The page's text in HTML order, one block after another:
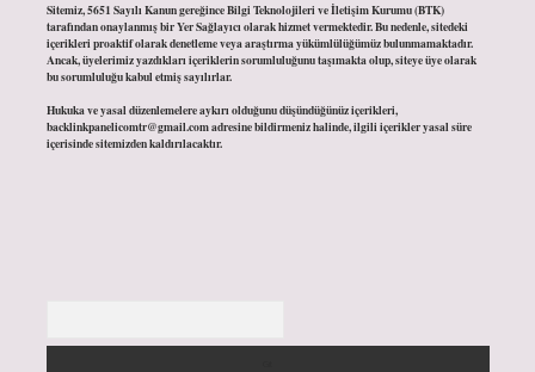
Sitemiz, 5651 Sayılı Kanun gereğince Bilgi Teknolojileri ve İletişim Kurumu (BTK)
tarafından onaylanmış bir Yer Sağlayıcı olarak hizmet vermektedir. Bu nedenle, sitedeki
içerikleri proaktif olarak denetleme veya araştırma yükümlülüğümüz bulunmamaktadır.
Ancak, üyelerimiz yazdıkları içeriklerin sorumluluğunu taşımakta olup, siteye üye olarak
bu sorumluluğu kabul etmiş sayılırlar.
Hukuka ve yasal düzenlemelere aykırı olduğunu düşündüğünüz içerikleri,
backlinkpanelicomtr@gmail.comadresine bildirmeniz halinde, ilgili içerikler yasal süre
içerisinde sitemizden kaldırılacaktır.